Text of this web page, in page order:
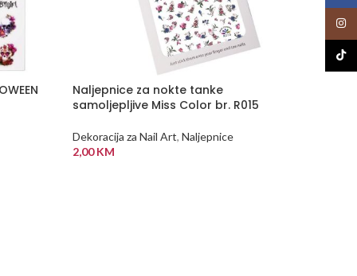
Naljepnice za nokte tanke
samoljepljive Miss Color br. R015
Dekoracija za Nail Art, Naljepnice
2,00KM